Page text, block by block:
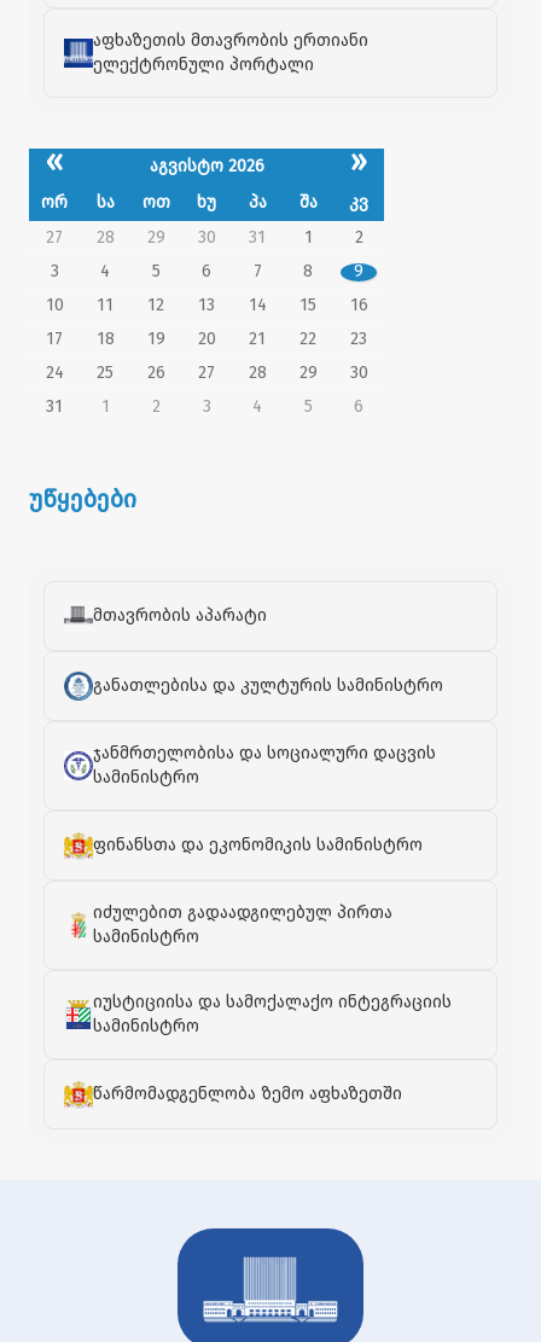
აფხაზეთის მთავრობის ერთიანი
ელექტრონული პორტალი
« აგვისტო 2026 »
ორ სა ოთ ხუ პა შა
კვ
27
28 29 30 31 1
2
3
4 5 6 7 8
9
10
11 12 13 14 15
16
17
18 19 20 21 22
23
24
25 26 27 28 29
30
31
1 2 3 4 5 6
უწყებები
მთავრობის აპარატი
განათლებისა და კულტურის სამინისტრო
ჯანმრთელობისა და სოციალური დაცვის
სამინისტრო
ფინანსთა და ეკონომიკის სამინისტრო
იძულებით გადაადგილებულ პირთა
სამინისტრო
იუსტიციისა და სამოქალაქო ინტეგრაციის
სამინისტრო
წარმომადგენლობა ზემო აფხაზეთში